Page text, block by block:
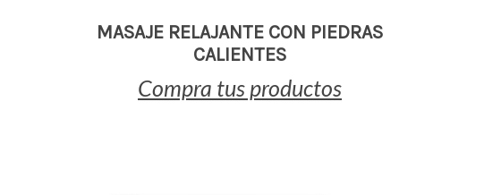
MASAJE RELAJANTE CON PIEDRAS
CALIENTES
Compra tus productos